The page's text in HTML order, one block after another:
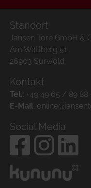
Standort
Jansen Tore GmbH &
Am Wattberg 51
26903 Surwold
Kontakt
Tel.: +49 49 65 / 89 88
E-Mail:
Social Media